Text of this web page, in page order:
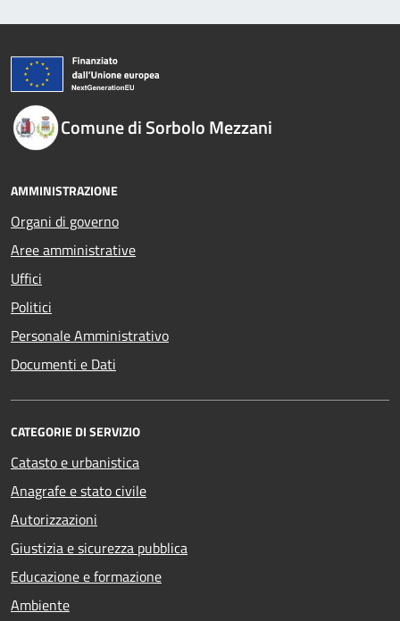
Comune di Sorbolo Mezzani
AMMINISTRAZIONE
Organi di governo
Aree amministrative
Uffici
Politici
Personale Amministrativo
Documenti e Dati
CATEGORIE DI SERVIZIO
Catasto e urbanistica
Anagrafe e stato civile
Autorizzazioni
Giustizia e sicurezza pubblica
Educazione e formazione
Ambiente